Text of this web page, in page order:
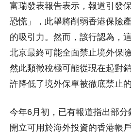
富瑞發表報告表示，報道引發
恐慌」，此舉將削弱香港保險
的吸引力。然而，該行認為，
北京最終可能全面禁止境外保
然此類徵稅極可能從現在起對
許降低了境外保單被徹底禁止的
今年6月初，已有報道指出部
開立可用於海外投資的香港帳